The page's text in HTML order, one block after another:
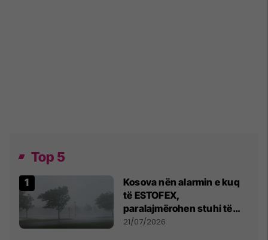
Top 5
Kosova nën alarmin e kuq
të ESTOFEX,
paralajmërohen stuhi të
fuqishme me breshër dhe
21/07/2026